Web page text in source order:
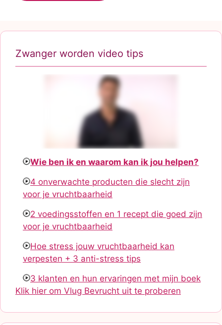
Zwanger worden video tips
Wie ben ik en waarom kan ik jou helpen?
4 onverwachte producten die slecht zijn
voor je vruchtbaarheid
2 voedingsstoffen en 1 recept die goed zijn
voor je vruchtbaarheid
Hoe stress jouw vruchtbaarheid kan
verpesten + 3 anti-stress tips
3 klanten en hun ervaringen met mijn boek
Klik hier om Vlug Bevrucht uit te proberen